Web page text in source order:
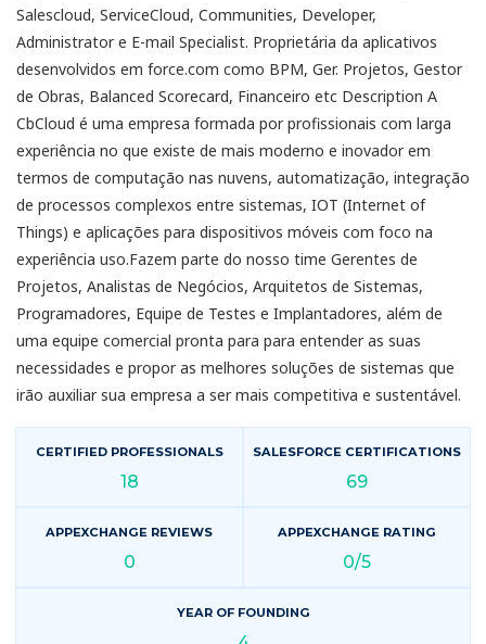
Salescloud, ServiceCloud, Communities, Developer,
Administrator e E-mail Specialist. Proprietária da aplicativos
desenvolvidos em force.com como BPM, Ger. Projetos, Gestor
de Obras, Balanced Scorecard, Financeiro etc Description A
CbCloud é uma empresa formada por profissionais com larga
experiência no que existe de mais moderno e inovador em
termos de computação nas nuvens, automatização, integração
de processos complexos entre sistemas, IOT (Internet of
Things) e aplicações para dispositivos móveis com foco na
experiência uso.Fazem parte do nosso time Gerentes de
Projetos, Analistas de Negócios, Arquitetos de Sistemas,
Programadores, Equipe de Testes e Implantadores, além de
uma equipe comercial pronta para para entender as suas
necessidades e propor as melhores soluções de sistemas que
irão auxiliar sua empresa a ser mais competitiva e sustentável.
CERTIFIED PROFESSIONALS
18
SALESFORCE CERTIFICATIONS
69
APPEXCHANGE REVIEWS
0
APPEXCHANGE RATING
0/5
YEAR OF FOUNDING